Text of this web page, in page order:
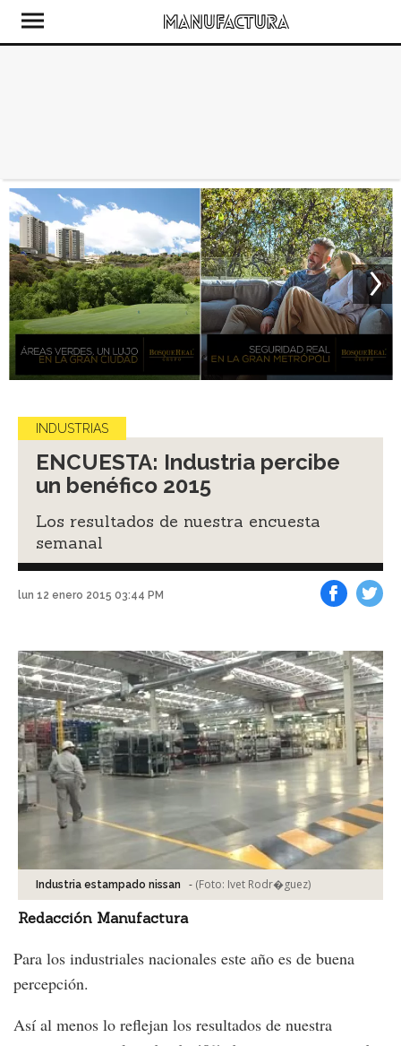
INDUSTRIAS
ENCUESTA: Industria percibe
un benéfico 2015
Los resultados de nuestra encuesta
semanal
lun 12 enero 2015 03:44 PM
Industria estampado nissan - (Foto: Ivet Rodr�guez)
Redacción Manufactura
Para los industriales nacionales este año es de buena
percepción.
Así al menos lo reflejan los resultados de nuestra